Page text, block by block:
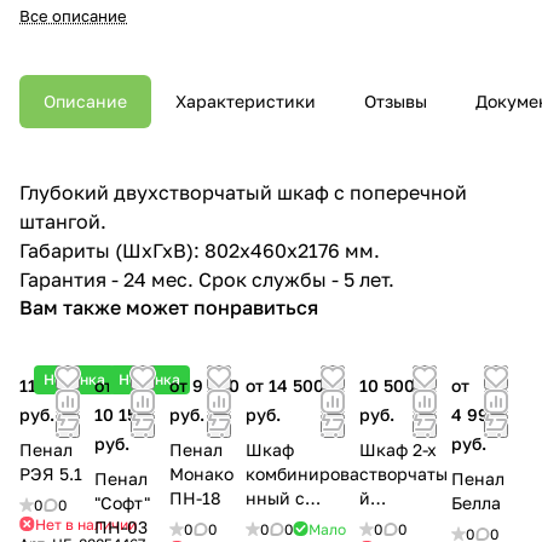
Все описание
Описание Характеристики Отзывы
Глубокий двухстворчатый шкаф с поперечной
штангой.
Габариты (ШхГхВ): 802х460х2176 мм.
Гарантия - 24 мес. Срок службы - 5 лет.
Вам также может понравиться
Новинка
11 550
руб.
Пенал
РЭЯ 5.1
0
0
Нет в наличии
Новинка
от
10 150
руб.
Пенал
"Софт"
ПН-03
от 9 200
руб.
Пенал
Монако
ПН-18
0
0
от 14 500
руб.
Шкаф
комбинирова
нный с
зеркалом
0 0
Мало
10 500
руб.
Шкаф 2-х
створчаты
й
"ИНСТАЙЛ
0
0
от
4 990
руб.
Пенал
Белла
0 0